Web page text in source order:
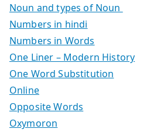
Noun and types of Noun
Numbers in hindi
Numbers in Words
One Liner – Modern History
One Word Substitution
Online
Opposite Words
Oxymoron